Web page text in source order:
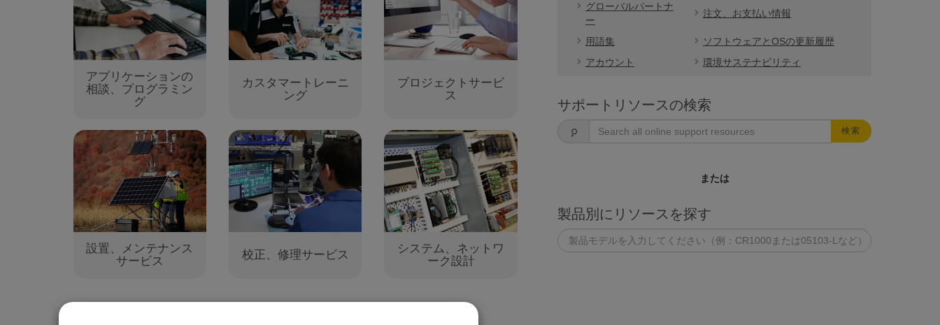
アプリケーションの
相談、プログラミン
グ
カスタマートレーニ
ング
プロジェクトサービ
ス
設置、メンテナンス
サービス
校正、修理サービス
システム、ネットワ
ーク設計
グローバルパートナ
ー
注文、お支払い情報
用語集
ソフトウェアとOSの更新履歴
アカウント
環境サステナビリティ
サポートリソースの検索
検索
または
製品別にリソースを探す